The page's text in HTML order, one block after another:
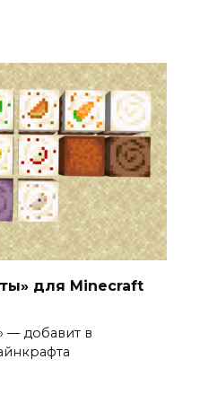
для Minecraft
— добавит в